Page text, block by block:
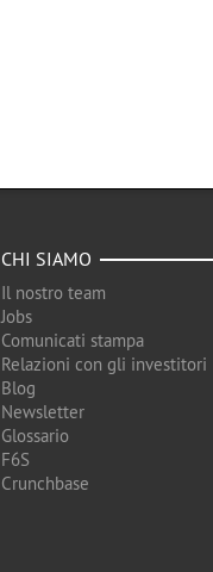
CHI SIAMO
Il nostro team
Jobs
Comunicati stampa
Relazioni con gli investitori
Blog
Newsletter
Glossario
F6S
Crunchbase